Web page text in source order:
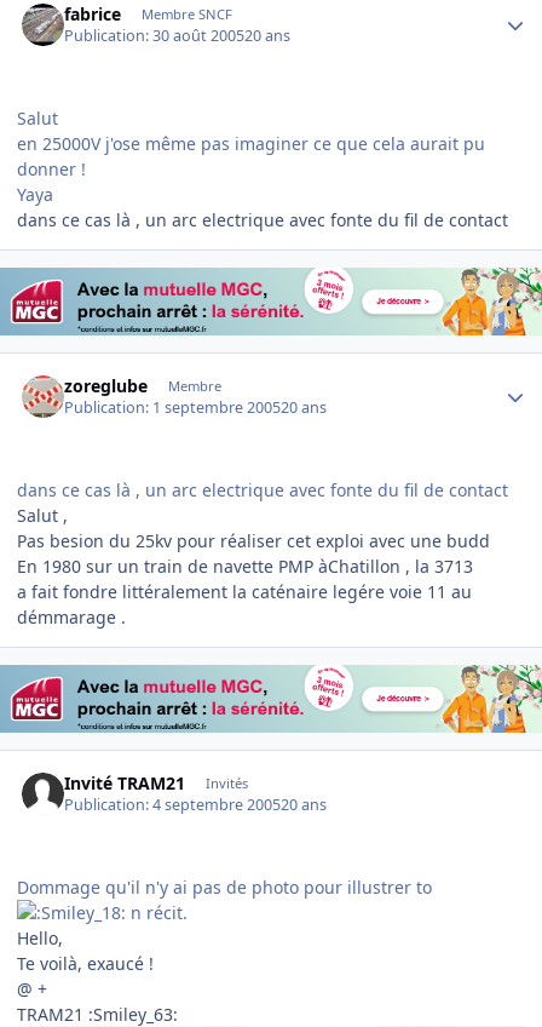
fabrice Membre SNCF
Publication:30 août 200520 ans
Salut
en 25000V j'ose même pas imaginer ce que cela aurait pu
donner !
Yaya
dans ce cas là , un arc electrique avec fonte du fil de contact
zoreglube Membre
Publication: 1 septembre 200520 ans
dans ce cas là , un arc electrique avec fonte du fil de contact
Salut ,
Pas besion du 25kv pour réaliser cet exploi avec une budd
En 1980 sur un train de navette PMP àChatillon , la 3713
a fait fondre littéralement la caténaire legére voie 11 au
démmarage .
Invité TRAM21 Invités
Publication:4 septembre 200520 ans
Dommage qu'il n'y ai pas de photo pour illustrer to
n récit.
Hello,
Te voilà, exaucé !
@ +
TRAM21 :Smiley_63: